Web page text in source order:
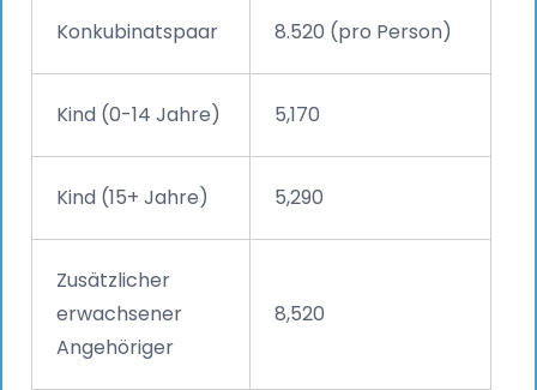
Konkubinatspaar 8.520 (pro Person)
Kind (0-14 Jahre) 5,170
Kind (15+ Jahre) 5,290
Zusätzlicher
erwachsener
Angehöriger
8,520